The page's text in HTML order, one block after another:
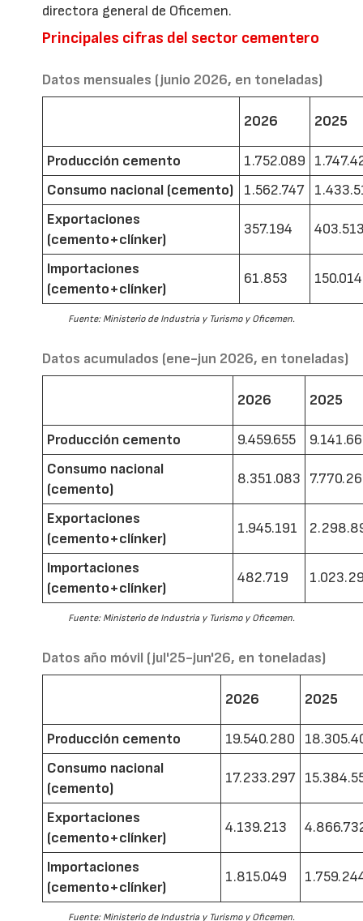
directora general de Oficemen.
Principales cifras del sector cementero
Datos mensuales (junio 2026, en toneladas)
2026 2025
Producción cemento 1.752.089
Consumo nacional (cemento)
1.562.747
Exportaciones
(cemento+clínker)
357.194
Importaciones
(cemento+clínker)
61.853 150.014
Fuente: Ministerio de Industria y Turismo y Oficemen.
Datos acumulados (ene-jun 2026, en toneladas)
2026 2025
Producción cemento 9.459.655
Consumo nacional
(cemento)
8.351.083
Exportaciones
(cemento+clínker)
1.945.191
Importaciones
(cemento+clínker)
482.719
Fuente: Ministerio de Industria y Turismo y Oficemen.
Datos año móvil (jul'25-jun'26, en toneladas)
2026 2025
Producción cemento 19.540.280
Consumo nacional
(cemento)
17.233.297
Exportaciones
(cemento+clínker)
4.139.213
Importaciones
(cemento+clínker)
1.815.049
Fuente: Ministerio de Industria y Turismo y Oficemen.